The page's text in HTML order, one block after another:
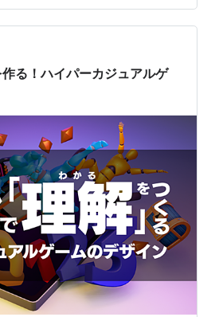
方」を紹介させていただきま
カジュアルゲームとは？という方
前執筆した記事をご覧くださ
作る！ハイパーカジュアルゲ